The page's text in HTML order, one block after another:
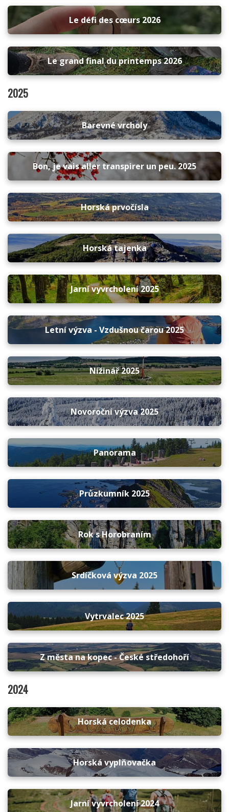
Le défi des cœurs 2026
Le grand final du printemps 2026
2025
Barevné vrcholy
Bon, je vais aller transpirer un peu. 2025
Horská prvočísla
Horská tajenka
Jarní vyvrcholení 2025
Letní výzva - Vzdušnou čarou 2025
Nížinář 2025
Novoroční výzva 2025
Panorama
Průzkumník 2025
Rok s Horobraním
Srdíčková výzva 2025
Vytrvalec 2025
Z města na kopec - České středohoří
2024
Horská celodenka
Horská vyplňovačka
Jarní vyvrcholení 2024